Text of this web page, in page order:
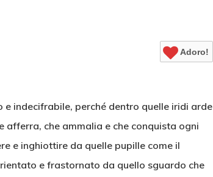
Adoro!
indecifrabile, perché dentro quelle iridi arde
afferra, che ammalia e che conquista ogni
e inghiottire da quelle pupille come il
e frastornato da quello sguardo che